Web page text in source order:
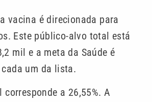
vacina é direcionada para
Este público-alvo total está
mil e a meta da Saúde é
um da lista.
a 26,55%. A